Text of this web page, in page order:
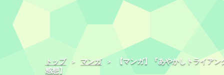
トップ > マンガ >
【マンガ】『あやかしトライア
感想】